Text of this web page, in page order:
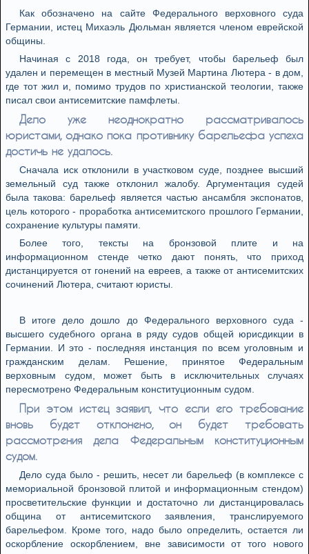
Как обозначено на сайте Федерального верховного суда
Германии, истец Михаэль Дюльман является членом еврейской
общины.
Начиная с 2018 года, он требует, чтобы барельеф был
удален и перемещен в местный Музей Мартина Лютера - в дом,
где тот жил и, помимо трудов по христианской теологии, также
писал свои антисемитские памфлеты.
Дело уже неоднократно рассматривалось
юристами, однако пока противнику барельефа успеха
достичь не удалось.
Сначала иск отклонили в участковом суде, позднее высший
земельный суд также отклонил жалобу. Аргументация судей
была такова: барельеф является частью ансамбля экспонатов,
цель которого - проработка антисемитского прошлого Германии,
сохранение культуры памяти.
Более того, тексты на бронзовой плите и на
информационном стенде четко дают понять, что приход
дистанцируется от гонений на евреев, а также от антисемитских
сочинений Лютера, считают юристы.
В итоге дело дошло до Федерального верховного суда -
высшего судебного органа в ряду судов общей юрисдикции в
Германии. И это - последняя инстанция по всем уголовным и
гражданским делам. Решение, принятое Федеральным
верховным судом, может быть в исключительных случаях
пересмотрено Федеральным конституционным судом.
При этом истец заявил, что если его требование
вновь будет отклонено, он будет требовать
рассмотрения дела Федеральным конституционным
судом.
Дело суда было - решить, несет ли барельеф (в комплексе с
мемориальной бронзовой плитой и информационным стендом)
просветительские функции и достаточно ли дистанцировалась
община от антисемитского заявления, транслируемого
барельефом. Кроме того, надо было определить, остается ли
оскорбление оскорблением, вне зависимости от того нового